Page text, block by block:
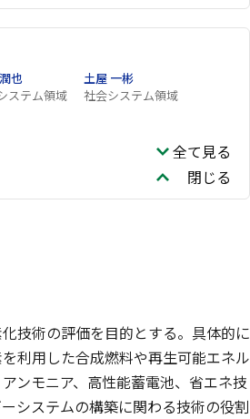
也
ステム領域
土屋 一彬
社会システム領域
全て見る
閉じる
技術の評価を目的とする。具体的に
利用した合成燃料や再生可能エネル
ンモニア、高性能蓄電池、省エネ技
システムの構築に関わる技術の役割